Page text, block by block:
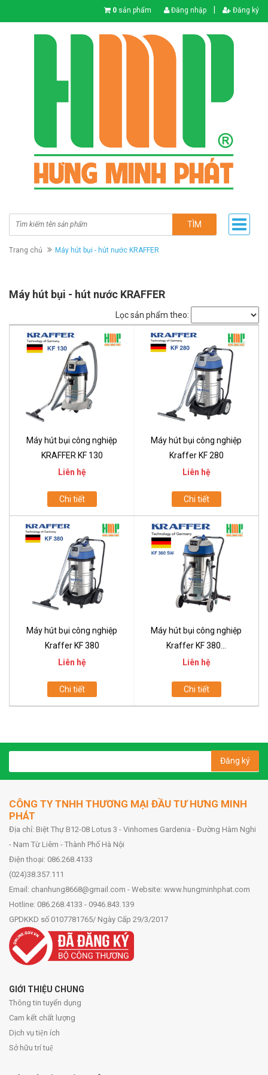
0 sản phẩm Đăng nhập Đăng ký
TÌM
Trang chủ Máy hút bụi - hút nước KRAFFER
Máy hút bụi - hút nước KRAFFER
Lọc sản phẩm theo:
Máy hút bụi công nghiệp
KRAFFER KF 130
Liên hệ
Chi tiết
Máy hút bụi công nghiệp
Kraffer KF 280
Liên hệ
Chi tiết
Máy hút bụi công nghiệp
Kraffer KF 380
Liên hệ
Chi tiết
Máy hút bụi công nghiệp
Kraffer KF 380...
Liên hệ
Chi tiết
Đăng ký
CÔNG TY TNHH THƯƠNG MẠI ĐẦU TƯ HƯNG MINH
PHÁT
Địa chỉ: Biệt Thự B12-08 Lotus 3 - Vinhomes Gardenia - Đường Hàm Nghi
- Nam Từ Liêm - Thành Phố Hà Nội
Điện thoại: 086.268.4133
(024)38.357.111
Email: chanhung8668@gmail.com - Website: www.hungminhphat.com
Hotline: 086.268.4133 - 0946.843.139
GPDKKD số 0107781765/ Ngày Cấp 29/3/2017
GIỚI THIỆU CHUNG
Thông tin tuyển dụng
Cam kết chất lượng
Dịch vụ tiện ích
Sở hữu trí tuệ